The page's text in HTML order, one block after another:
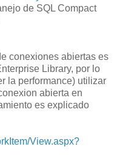
de SQL Compact
conexiones abiertas es
Library, por lo
la performance) utilizar
abierta en
es explicado
View.aspx?